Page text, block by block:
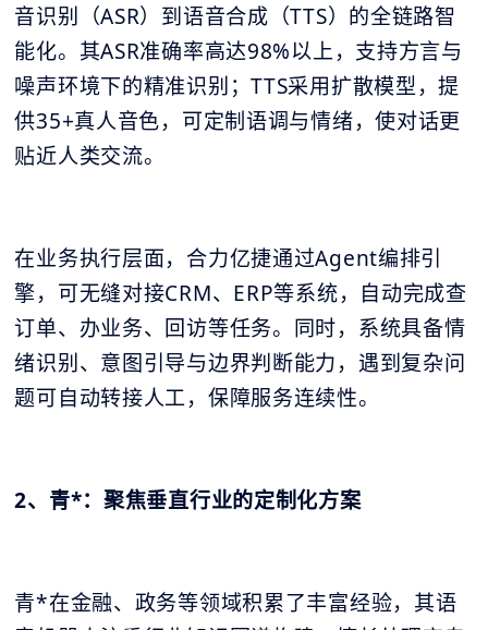
音识别（ASR）到语音合成（TTS）的全链路智
能化。其ASR准确率高达98%以上，支持方言与
噪声环境下的精准识别；TTS采用扩散模型，提
供35+真人音色，可定制语调与情绪，使对话更
贴近人类交流。
在业务执行层面，合力亿捷通过Agent编排引
擎，可无缝对接CRM、ERP等系统，自动完成查
订单、办业务、回访等任务。同时，系统具备情
绪识别、意图引导与边界判断能力，遇到复杂问
题可自动转接人工，保障服务连续性。
2、青*：聚焦垂直行业的定制化方案
青*在金融、政务等领域积累了丰富经验，其语